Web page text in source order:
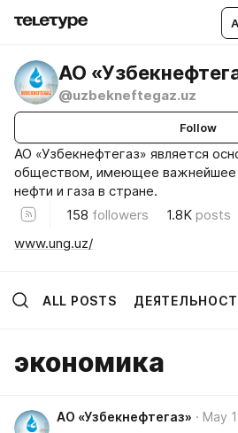
АО
@uzbekneftegaz.uz
Follow
АО «Узбекнефтегаз» является
обществом, имеющее важнейшее
нефти и газа в стране.
158 followers 1.8K posts
www.ung.uz/
ALL POSTS
экономика
АО «Узбекнефтегаз» May